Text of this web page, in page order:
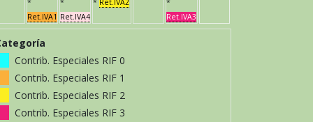
Ret.IVA1 Ret.IVA4
Ret.IVA3
Contrib. Especiales RIF 0
Contrib. Especiales RIF 1
Contrib. Especiales RIF 2
Contrib. Especiales RIF 3